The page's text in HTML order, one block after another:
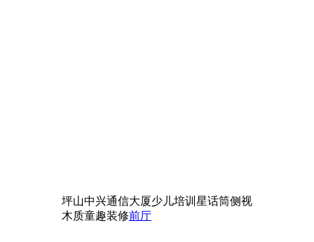
坪山中兴通信大厦少儿培训星话筒侧视
木质童趣装修前厅